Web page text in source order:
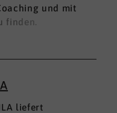
und mit
finden.
liefert